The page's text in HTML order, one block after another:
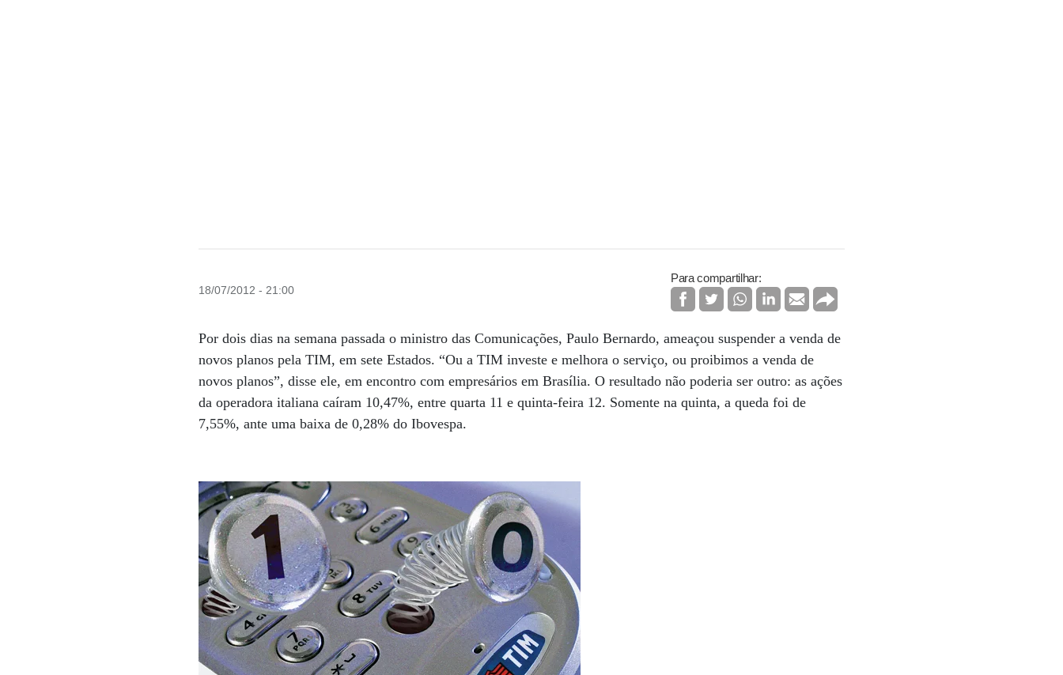
18/07/2012 - 21:00
Para compartilhar:
Por dois dias na semana passada o ministro das Comunicações, Paulo Bernardo, ameaçou suspender a venda de
novos planos pela TIM, em sete Estados. “Ou a TIM investe e melhora o serviço, ou proibimos a venda de
novos planos”, disse ele, em encontro com empresários em Brasília. O resultado não poderia ser outro: as ações
da operadora italiana caíram 10,47%, entre quarta 11 e quinta-feira 12. Somente na quinta, a queda foi de
7,55%, ante uma baixa de 0,28% do Ibovespa.